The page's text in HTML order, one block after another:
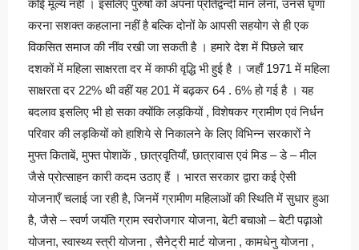
कोई मूल्य नहीं । इसलिए पुरुषों को अपना प्रतिद्वन्दी मान लेना, उनसे घृणा
करना सशक्त कहलाना नहीं है बल्कि दोनों के आपसी सहयोग से ही एक
विकसित समाज की नींव रखी जा सकती है । हमारे देश में पिछले चार
दशकों में महिला साक्षरता दर में काफी वृद्धि भी हुई है । जहाँ 1971 में महिला
साक्षरता दर 22% थी वहीं यह 201 में बढ़कर 64 . 6% हो गई है । यह
बदलाव इसलिए भी हो सका क्योंकि लड़कियों , विशेषकर ग्रामीण एवं निर्धन
परिवार की लड़कियों को हाशिये से निकालने के लिए विभिन्न सरकारों ने
मुफ्त किताबें, मुफ्त पोशाकें , छात्रवृतियाँ, छात्रावास एवं मिड – डे – मील
जैसे प्रोत्साहन कारी कदम उठाए हैं । भारत सरकार द्वारा कई ऐसी
योजनाएँ चलाई जा रही है, जिनमें ग्रामीण महिलाओं की स्थिति में सुधार हुआ
है, जैसे – स्वर्ण जयंति ग्राम स्वरोजगार योजना, बेटी बचाओ – बेटी पढ़ाओ
योजना, स्वास्थ्य स्त्री योजना , सैनेट्री मार्ट योजना , कामधेनु योजना ,